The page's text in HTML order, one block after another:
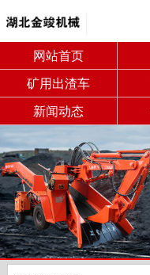
网站首页
矿用出渣车
新闻动态